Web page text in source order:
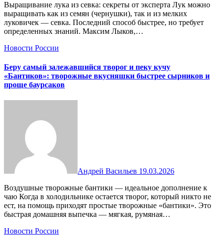
Выращивание лука из севка: секреты от эксперта Лук можно
выращивать как из семян (чернушки), так и из мелких
луковичек — севка. Последний способ быстрее, но требует
определенных знаний. Максим Лыков,…
Новости России
Беру самый залежавшийся творог и пеку кучу
«Бантиков»: творожные вкусняшки быстрее сырников и
проще баурсаков
Андрей Васильев 19.03.2026
Воздушные творожные бантики — идеальное дополнение к
чаю Когда в холодильнике остается творог, который никто не
ест, на помощь приходят простые творожные «бантики». Это
быстрая домашняя выпечка — мягкая, румяная…
Новости России